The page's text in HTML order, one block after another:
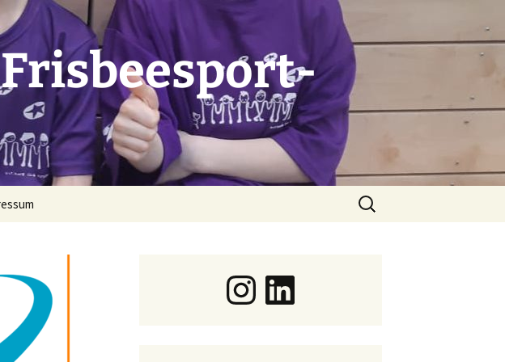
Suchen
nach:
Instagram
LinkedIn